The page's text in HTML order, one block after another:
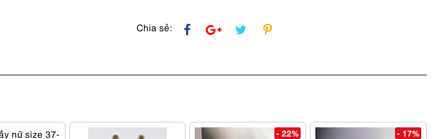
số
Chia sẻ:
- 22% - 17%